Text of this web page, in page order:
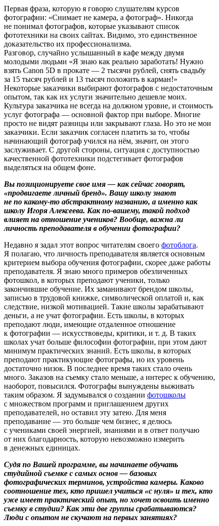
Первая фраза, которую я говорю слушателям курсов
фотографии: «Снимает не камера, а фотограф». Никогда
не понимал фотографов, которые указывают список
фототехники на своих сайтах. Видимо, это единственное
доказательство их профессионализма.
Разговор, случайно услышанный в кафе между двумя
молодыми людьми «Я знаю как реально заработать! Нужно
взять Canon 5D в прокате — 2 тысячи рублей, снять свадьбу
за 15 тысяч рублей и 13 тысяч положить в карман!»
Некоторые заказчики выбирают фотографов с недостаточным
опытом, так как их услуги значительно дешевле моих.
Культура заказчика не всегда на должном уровне, и стоимость
услуг фотографа — основной фактор при выборе. Многие
просто не видят разницы или закрывают глаза. Но это не мои
заказчики. Если заказчик согласен платить за то, чтобы
начинающий фотограф учился на нём, значит, он этого
заслуживает. С другой стороны, ситуация с доступностью
качественной фототехники подстегивает фотографов
выделяться на общем фоне.
Вы позиционируете свое имя — как сейчас говорят,
«продвигаете личный бренд». Вашу школу знают
не по какому-то абстрактному названию, а именно как
школу Игоря Алексеева. Как по-вашему, такой подход
влияет на отношение учеников? Вообще, важна ли
личность преподавателя в обучении фотографии?
Недавно я задал этот вопрос читателям своего фотоблога.
Я полагаю, что личность преподавателя является основным
критерием выбора обучения фотографии, скорее даже работы
преподавателя. Я знаю много примеров обезличенных
фотошкол, в которых преподают ученики, только
закончившие обучение. Их заманивают брендом школы,
записью в трудовой книжке, символической оплатой и, как
следствие, низкой мотивацией. Такие школы зарабатывают
деньги, а не учат фотографии. Есть школы, в которых
преподают люди, имеющие отдаленное отношение
к фотографии — искусствоведы, критики, и т. д. В таких
школах учат больше философии фотографии, при этом дают
минимум практических знаний. Есть школы, в которых
преподают практикующие фотографы, но их уровень
достаточно низок. В последнее время таких стало очень
много. Заказов на съемку стало меньше, а интерес к обучению,
наоборот, повысился. Фотографы вынуждены выживать
таким образом. Я задумывался о создании фотошколы
с множеством программ и приглашением других
преподавателей, но оставил эту затею. Для меня
преподавание — это больше чем бизнес, я делюсь
с учениками своей энергией, знаниями и в ответ получаю
от них благодарность, которую невозможно измерить
в денежных единицах.
Судя по Вашей программе, вы начинаете обучать
студийной съемке с самых основ — базовых
фотографических терминов, устройства камеры. Каково
соотношение тех, кто пришел учиться «с нуля» и тех, кто
уже имеет практический опыт, но хочет освоить именно
съемку в студии? Как эти две группы срабатываются?
Люди с опытом не скучают на первых занятиях?